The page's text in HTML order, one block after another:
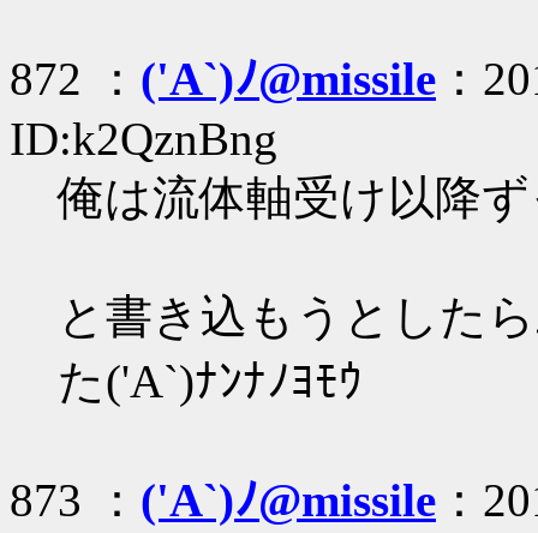
872 ： ('A`)ﾉ@missile ：
ID:k2QznBng
俺は流体軸受け以降
と書き込もうとした
た('A`)ﾅﾝﾅﾉﾖﾓｳ
873 ： ('A`)ﾉ@missile ：